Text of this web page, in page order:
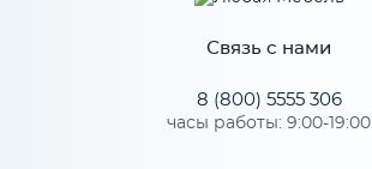
Связь с нами
8 (800) 5555 306
часы работы: 9:00-19:00